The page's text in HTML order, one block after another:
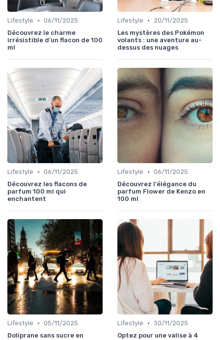
Lifestyle • 06/11/2025
Découvrez le charme
irrésistible d'un flacon de 100
ml
Lifestyle •
20/11/2025
Les mystères des Pokémon
volants : une aventure au-
dessus des nuages
Lifestyle • 06/11/2025
Découvrez les flacons de
parfum 100 ml qui
enchantent
Lifestyle • 06/11/2025
Découvrez l'élégance du
parfum Flower de Kenzo en
100 ml
Lifestyle • 05/11/2025
Doliprane sans sucre en
Lifestyle • 30/11/2025
Optez pour une valise à 4